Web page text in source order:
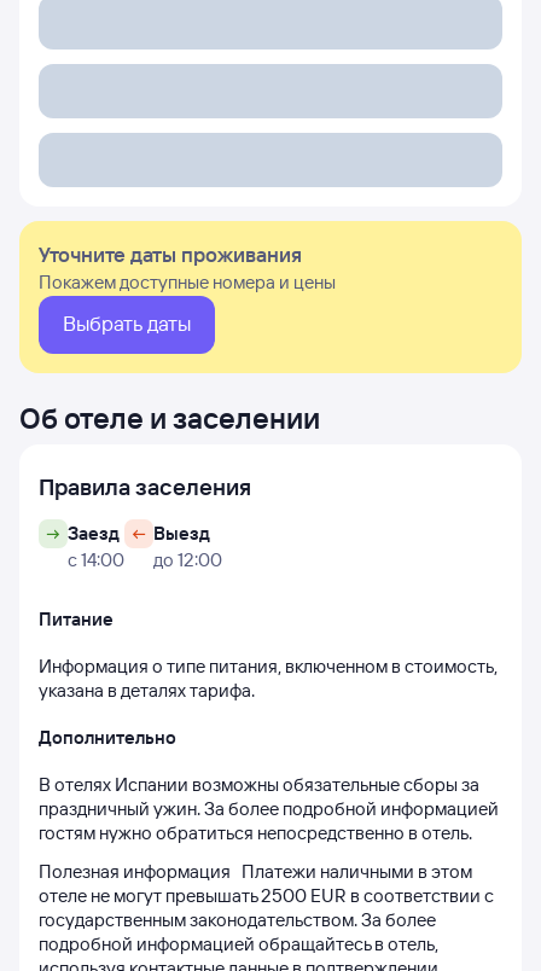
Уточните даты проживания
Покажем доступные номера и цены
Выбрать даты
Об отеле и заселении
Правила заселения
Заезд
с 14:00
Выезд
до 12:00
Питание
Информация о типе питания, включенном в стоимость,
указана в деталях тарифа.
Дополнительно
В отелях Испании возможны обязательные сборы за
праздничный ужин. За более подробной информацией
гостям нужно обратиться непосредственно в отель.
Полезная информация   Платежи наличными в этом
отеле не могут превышать 2500 EUR в соответствии с
государственным законодательством. За более
подробной информацией обращайтесь в отель,